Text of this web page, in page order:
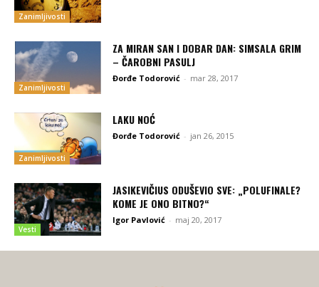
Zanimljivosti
Zanimljivosti
ZA MIRAN SAN I DOBAR DAN: SIMSALA GRIM
– ČAROBNI PASULJ
Đorđe Todorović - mar 28, 2017
Zanimljivosti
LAKU NOĆ
Đorđe Todorović - jan 26, 2015
Vesti
JASIKEVIČIUS ODUŠEVIO SVE: „POLUFINALE?
KOME JE ONO BITNO?“
Igor Pavlović - maj 20, 2017